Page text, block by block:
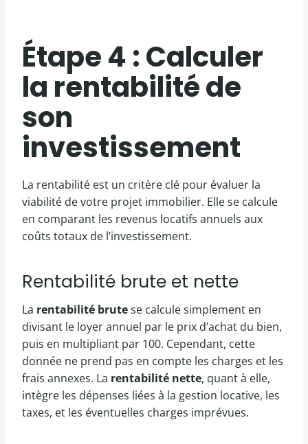
Étape 4 : Calculer
la rentabilité de
son
investissement
La rentabilité est un critère clé pour évaluer la
viabilité de votre projet immobilier. Elle se calcule
en comparant les revenus locatifs annuels aux
coûts totaux de l’investissement.
Rentabilité brute et nette
La rentabilité brutese calcule simplement en
divisant le loyer annuel par le prix d’achat du bien,
puis en multipliant par 100. Cependant, cette
donnée ne prend pas en compte les charges et les
frais annexes. La rentabilité nette, quant à elle,
intègre les dépenses liées à la gestion locative, les
taxes, et les éventuelles charges imprévues.